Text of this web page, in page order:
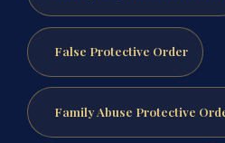
False Protective Order
Family Abuse Protective